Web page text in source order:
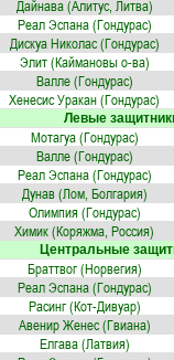
Дайнава (Алитус, Литва)
Реал Эспана (Гондурас)
Дискуа Николас (Гондурас)
Элит (Каймановы о-ва)
Валле (Гондурас)
Хенесис Уракан (Гондурас)
Левые
Мотагуа (Гондурас)
Валле (Гондурас)
Реал Эспана (Гондурас)
Дунав (Лом, Болгария)
Олимпия (Гондурас)
Химик (Коряжма, Россия)
Центральные
Браттвог (Норвегия)
Реал Эспана (Гондурас)
Расинг (Кот-Дивуар)
Авенир Женес (Гвиана)
Елгава (Латвия)